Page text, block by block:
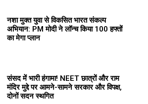
नशा मुक्त युवा से विकसित भारत संकल्प
अभियान: PM मोदी ने लॉन्च किया 100 हफ्तों
का मेगा प्लान
संसद में भारी हंगामा! NEET छात्रों और राम
मंदिर मुद्दे पर आमने-सामने सरकार और विपक्ष,
दोनों सदन स्थगित